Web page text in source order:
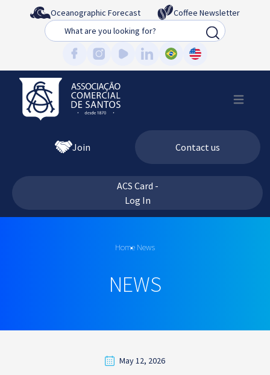
Oceanographic Forecast
Coffee Newsletter
Busca
Join Contact us
ACS Card -
Log In
Home News
NEWS
May 12, 2026